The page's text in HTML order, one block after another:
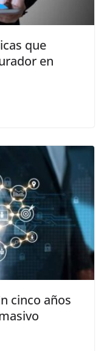
que
en
cinco años